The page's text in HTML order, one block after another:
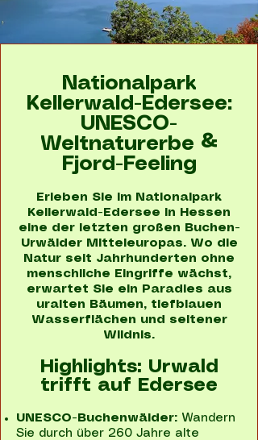
Nationalpark
Kellerwald-Edersee:
UNESCO-
Weltnaturerbe &
Fjord-Feeling
Erleben Sie im Nationalpark
Kellerwald-Edersee in Hessen
eine der letzten großen Buchen-
Urwälder Mitteleuropas. Wo die
Natur seit Jahrhunderten ohne
menschliche Eingriffe wächst,
erwartet Sie ein Paradies aus
uralten Bäumen, tiefblauen
Wasserflächen und seltener
Wildnis.
Highlights: Urwald
trifft auf Edersee
UNESCO-Buchenwälder: Wandern
Sie durch über 260 Jahre alte